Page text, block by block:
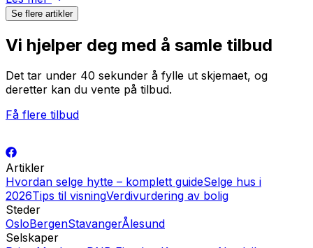
Se flere artikler
Vi hjelper deg med å samle tilbud
Det tar under 40 sekunder å fylle ut skjemaet, og
deretter kan du vente på tilbud.
Få flere tilbud
Artikler
Hvordan selge hytte – komplett guideSelge hus i
2026Tips til visningVerdivurdering av bolig
Steder
OsloBergenStavangerÅlesund
Selskaper